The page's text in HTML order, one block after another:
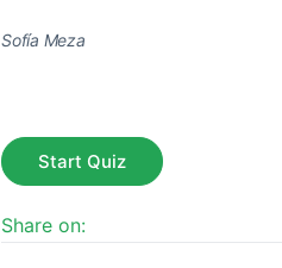
Sofía Meza
Share on: